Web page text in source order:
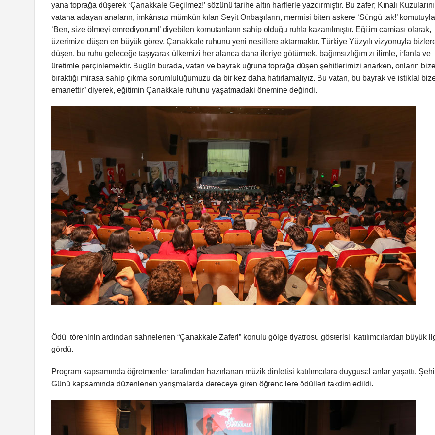
yana toprağa düşerek ‘Çanakkale Geçilmez!’ sözünü tarihe altın harflerle yazdırmıştır. Bu zafer; Kınalı Kuzularını
vatana adayan anaların, imkânsızı mümkün kılan Seyit Onbaşıların, mermisi biten askere ‘Süngü tak!’ komutuyla
‘Ben, size ölmeyi emrediyorum!’ diyebilen komutanların sahip olduğu ruhla kazanılmıştır. Eğitim camiası olarak,
üzerimize düşen en büyük görev, Çanakkale ruhunu yeni nesillere aktarmaktır. Türkiye Yüzyılı vizyonuyla
düşen, bu ruhu geleceğe taşıyarak ülkemizi her alanda daha ileriye götürmek, bağımsızlığımızı ilimle, irfanla ve
üretimle perçinlemektir. Bugün burada, vatan ve bayrak uğruna toprağa düşen şehitlerimizi anarken, onların bize
bıraktığı mirasa sahip çıkma sorumluluğumuzu da bir kez daha hatırlamalıyız. Bu vatan, bu bayrak ve istiklal
emanettir” diyerek, eğitimin Çanakkale ruhunu yaşatmadaki önemine değindi.
Ödül töreninin ardından sahnelenen “Çanakkale Zaferi” konulu gölge tiyatrosu gösterisi, katılımcılardan büyük
gördü.
Program kapsamında öğretmenler tarafından hazırlanan müzik dinletisi katılımcılara duygusal anlar yaşattı.
Günü kapsamında düzenlenen yarışmalarda dereceye giren öğrencilere ödülleri takdim edildi.